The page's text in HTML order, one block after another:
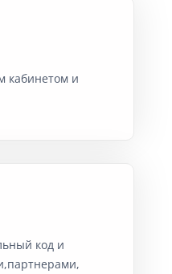
кабинетом и
код и